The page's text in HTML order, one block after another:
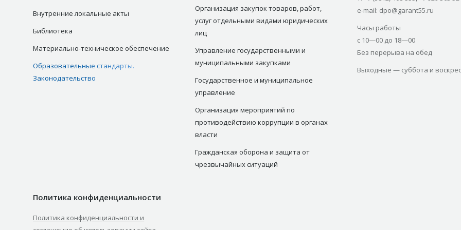
Внутренние локальные акты
Библиотека
Материально-техническое обеспечение
Образовательные стандарты.
Законодательство
Организация закупок товаров, работ,
услуг отдельными видами юридических
лиц
Управление государственными и
муниципальными закупками
Государственное и муниципальное
управление
Организация мероприятий по
противодействию коррупции в органах
власти
Гражданская оборона и защита от
чрезвычайных ситуаций
e-mail: dpo@garant55.ru
Часы работы
с 10—00 до 18—00
Без перерыва на обед
Выходные — суббота и
Политика конфиденциальности
Политика конфиденциальности и